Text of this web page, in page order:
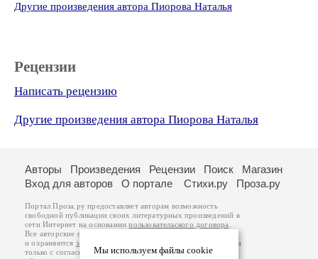
Другие произведения автора Пиорова Наталья
Рецензии
Написать рецензию
Другие произведения автора Пиорова Наталья
Мы используем файлы cookie
Авторы Произведения Рецензии Поиск
Магазин
Вход для авторов
О портале Стихи.ру Проза.ру
Портал Проза.ру предоставляет авторам возможность
свободной публикации своих литературных произведений в
сети Интернет на основаниипользовательского договора
Все авторские права на произведения принадлежат авторам
и охраняются законом
. Перепечатка произведений возможна
только с согласия его автора, к которому вы можете